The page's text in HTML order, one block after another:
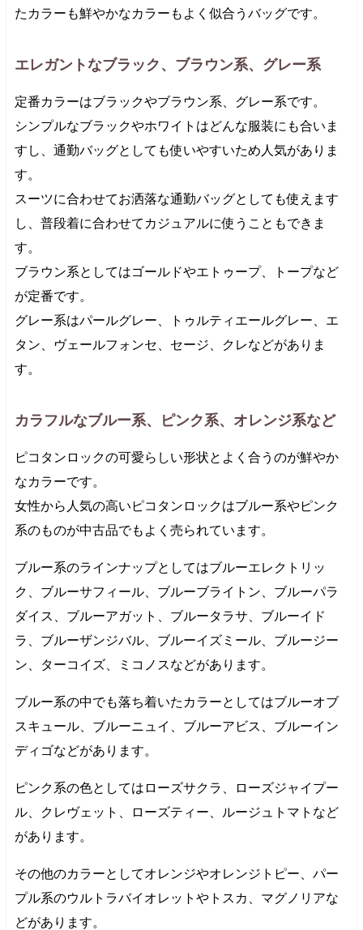
たカラーも鮮やかなカラーもよく似合うバッグです。
エレガントなブラック、ブラウン系、グレー系
定番カラーはブラックやブラウン系、グレー系です。
シンプルなブラックやホワイトはどんな服装にも合いま
すし、通勤バッグとしても使いやすいため人気がありま
す。
スーツに合わせてお洒落な通勤バッグとしても使えます
し、普段着に合わせてカジュアルに使うこともできま
す。
ブラウン系としてはゴールドやエトゥープ、トープなど
が定番です。
グレー系はパールグレー、トゥルティエールグレー、エ
タン、ヴェールフォンセ、セージ、クレなどがありま
す。
カラフルなブルー系、ピンク系、オレンジ系など
ピコタンロックの可愛らしい形状とよく合うのが鮮やか
なカラーです。
女性から人気の高いピコタンロックはブルー系やピンク
系のものが中古品でもよく売られています。
ブルー系のラインナップとしてはブルーエレクトリッ
ク、ブルーサフィール、ブルーブライトン、ブルーパラ
ダイス、ブルーアガット、ブルータラサ、ブルーイド
ラ、ブルーザンジバル、ブルーイズミール、ブルージー
ン、ターコイズ、ミコノスなどがあります。
ブルー系の中でも落ち着いたカラーとしてはブルーオブ
スキュール、ブルーニュイ、ブルーアビス、ブルーイン
ディゴなどがあります。
ピンク系の色としてはローズサクラ、ローズジャイプー
ル、クレヴェット、ローズティー、ルージュトマトなど
があります。
その他のカラーとしてオレンジやオレンジトピー、パー
プル系のウルトラバイオレットやトスカ、マグノリアな
どがあります。